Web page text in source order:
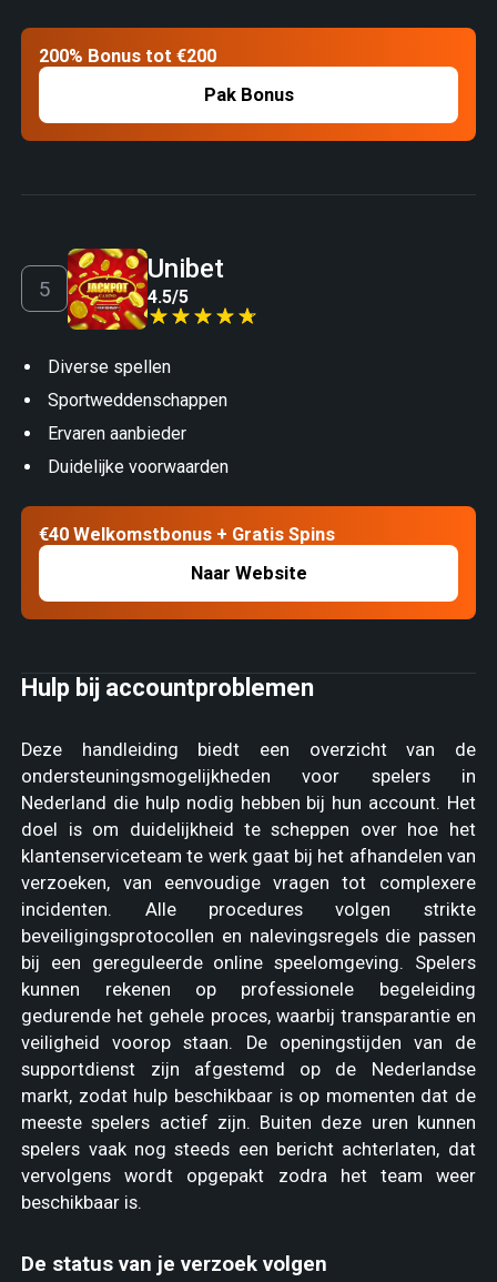
200% Bonus tot €200
Pak Bonus
Unibet
4.5/5
Diverse spellen
Sportweddenschappen
Ervaren aanbieder
Duidelijke voorwaarden
€40 Welkomstbonus + Gratis Spins
Naar Website
Hulp bij accountproblemen
Deze handleiding biedt een overzicht van de
ondersteuningsmogelijkheden voor spelers in
Nederland die hulp nodig hebben bij hun account. Het
doel is om duidelijkheid te scheppen over hoe het
klantenserviceteam te werk gaat bij het afhandelen van
verzoeken, van eenvoudige vragen tot complexere
incidenten. Alle procedures volgen strikte
beveiligingsprotocollen en nalevingsregels die passen
bij een gereguleerde online speelomgeving. Spelers
kunnen rekenen op professionele begeleiding
gedurende het gehele proces, waarbij transparantie en
veiligheid voorop staan. De openingstijden van de
supportdienst zijn afgestemd op de Nederlandse
markt, zodat hulp beschikbaar is op momenten dat de
meeste spelers actief zijn. Buiten deze uren kunnen
spelers vaak nog steeds een bericht achterlaten, dat
vervolgens wordt opgepakt zodra het team weer
beschikbaar is.
De status van je verzoek volgen